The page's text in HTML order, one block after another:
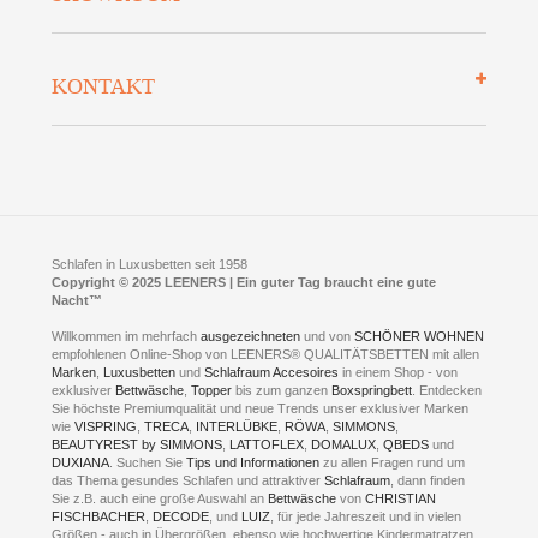
Datenschutz
Preisgarantie
Presse
Jobs
Fotoalbum
Kontakt
KONTAKT
Neuer Showroom für unsere Onlineartikel.
Kontakt via:WhatsApp
Kontakt via:eMail
mögliche Zeiten für eine Showroom Terminreservierung
MO und DI geschlossen
MI - FR 11 bis 17 Uhr
SA 11 bis 15 Uhr
Schlafen in Luxusbetten seit 1958
Copyright © 2025 LEENERS | Ein guter Tag braucht eine gute
Nacht™
Willkommen im mehrfachausgezeichnetenund vonSCHÖNER WOHNEN
empfohlenen Online-Shop von LEENERS® QUALITÄTSBETTEN mit allen
Marken Luxusbetten undSchlafraum Accesoires in einem Shop - von
exklusiver Bettwäsche ,Topper bis zum ganzen Boxspringbett . Entdecken
Sie höchste Premiumqualität und neue Trends unser exklusiver Marken
wieVISPRING ,TRECA INTERLÜBKE RÖWA ,SIMMONS
BEAUTYREST by SIMMONS LATTOFLEX DOMALUX ,QBEDS und
DUXIANA . Suchen SieTips und Informationen zu allen Fragen rund um
das Thema gesundes Schlafen und attraktiverSchlafraum , dann finden
Sie z.B. auch eine große Auswahl an Bettwäsche vonCHRISTIAN
FISCHBACHER
DECODE , und LUIZ , für jede Jahreszeit und in vielen
Größen - auch in Übergrößen, ebenso wie hochwertige Kindermatratzen